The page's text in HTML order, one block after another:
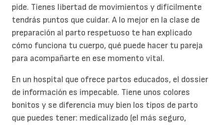
pide. Tienes libertad de movimientos y difícilmente
tendrás puntos que cuidar. A lo mejor en la clase de
preparación al parto respetuoso te han explicado
cómo funciona tu cuerpo, qué puede hacer tu pareja
para acompañarte en ese momento vital.
En un hospital que ofrece partos educados, el dossier
de información es impecable. Tiene unos colores
bonitos y se diferencia muy bien los tipos de parto
que puedes tener: medicalizado (el más seguro,